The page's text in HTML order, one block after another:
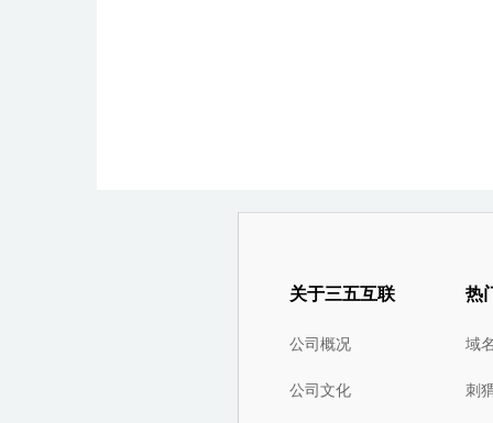
关于三五互联
公司概况
公司文化
热
域
刺